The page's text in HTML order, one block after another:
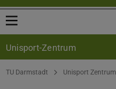
Menü öffnen
Unisport-Zentrum
Sie befinden sich hier:
TU Darmstadt Unisport Zentrum